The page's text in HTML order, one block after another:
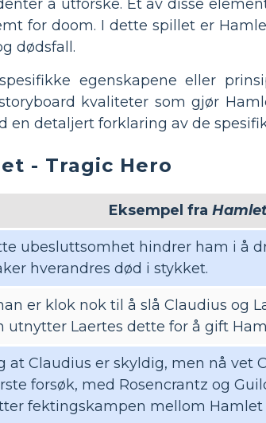
å utforske. Et av disse
for doom. I dette spillet er
dødsfall.
egenskapene eller
kvaliteter som gjør
detaljert forklaring av de
- Tragic Hero
Eksempel fra
ubesluttsomhet hindrer ham i å
hverandres død i stykket.
er klok nok til å slå Claudius og
utnytter Laertes dette for å gift
at Claudius er skyldig, men nå vet
forsøk, med Rosencrantz og
fektingskampen mellom Hamlet